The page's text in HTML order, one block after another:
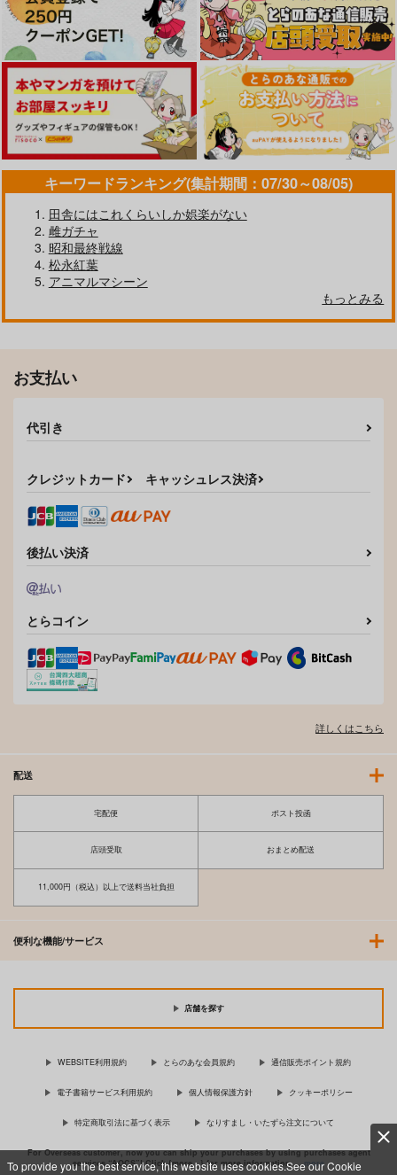
To provide you the best service, this website uses cookies.See our Cookie
キーワードランキング(集計期間：07/30～08/05)
田舎にはこれくらいしか娯楽がない
雌ガチャ
昭和最終戦線
松永紅葉
アニマルマシーン
もっとみる
お支払い
代引き
クレジットカード キャッシュレス決済
後払い決済
とらコイン
詳しくはこちら
配送
宅配便 ポスト投函
店頭受取 おまとめ配送
11,000円（税込）以上で送料当社負担
便利な機能/サービス
店舗を探す
WEBSITE利用規約 とらのあな会員規約 通信販売ポイント規約
電子書籍サービス利用規約 個人情報保護方針 クッキーポリシー
特定商取引法に基づく表示 なりすまし・いたずら注文について
For Overseas customer, now you can ship your purchases by using purchases agent
services “AOCS”! Click {more…} for more information …more